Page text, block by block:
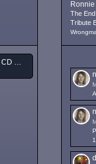
Rainbow - Temple Of The King (9 CD Box-Set 1975 - 1976)
The End
Tribute